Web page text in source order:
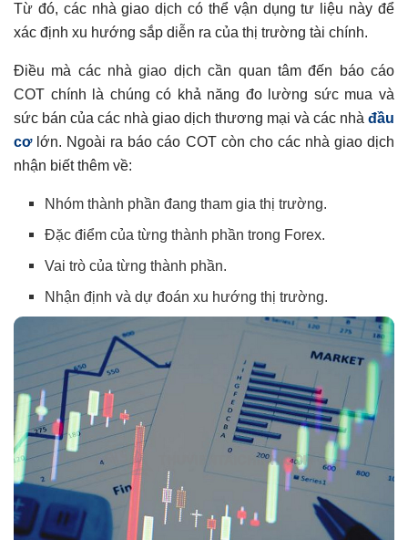
Từ đó, các nhà giao dịch có thể vận dụng tư liệu này để
xác định xu hướng sắp diễn ra của thị trường tài chính.
Điều mà các nhà giao dịch cần quan tâm đến báo cáo
COT chính là chúng có khả năng đo lường sức mua và
sức bán của các nhà giao dịch thương mại và các nhà đầu
cơlớn. Ngoài ra báo cáo COT còn cho các nhà giao dịch
nhận biết thêm về:
Nhóm thành phần đang tham gia thị trường.
Đặc điểm của từng thành phần trong Forex.
Vai trò của từng thành phần.
Nhận định và dự đoán xu hướng thị trường.